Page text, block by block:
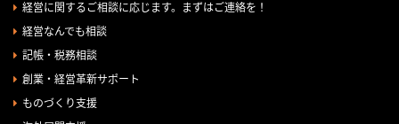
経営に関するご相談に応じます。まずはご連絡を！
経営なんでも相談
記帳・税務相談
創業・経営革新サポート
ものづくり支援